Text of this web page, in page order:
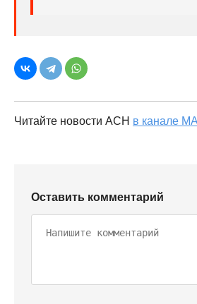
Читайте новости АСН в канале
Оставить комментарий